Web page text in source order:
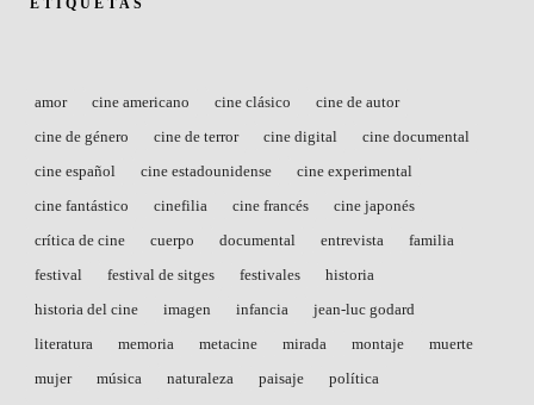
ETIQUETAS
amor cine americano cine clásico
cine de autor
cine de género
cine de terror cine digital
cine documental
cine español
cine estadounidense
cine experimental
cine fantástico
cinefilia cine francés
cine japonés
crítica de cine
cuerpo documental entrevista
familia
festival
festival de sitges festivales
historia
historia del cine
imagen infancia
jean-luc godard
literatura
memoria metacine mirada montaje
muerte
mujer
música naturaleza paisaje
política